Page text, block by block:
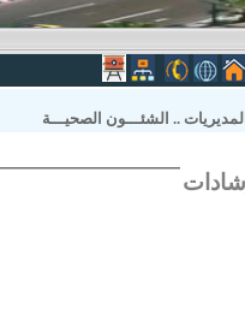
المديريات .. الشئـــون الصحيـــة